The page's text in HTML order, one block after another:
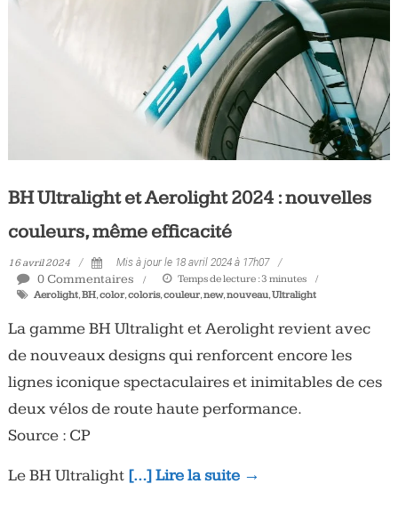
triathlon
BH Ultralight et Aerolight 2024 : nouvelles
couleurs, même efficacité
16 avril 2024 Mis à jour le 18 avril 2024 à 17h07
0 Commentaires Temps de lecture :3 minutes
Aerolight,BH,color,coloris,couleur,new,nouveau,Ultralight
La gamme BH Ultralight et Aerolight revient avec
de nouveaux designs qui renforcent encore les
lignes iconique spectaculaires et inimitables de ces
deux vélos de route haute performance.
Source : CP
Le BH Ultralight […] Lire la suite →